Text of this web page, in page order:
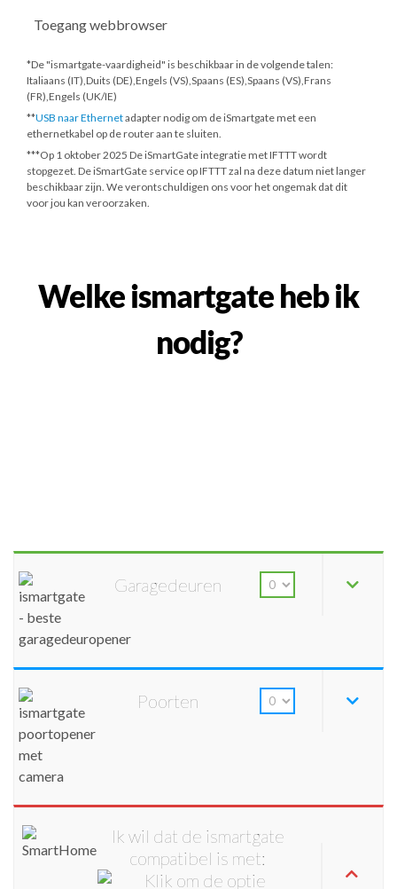
Toegang webbrowser
*De "ismartgate-vaardigheid" is beschikbaar in de volgende talen:
Italiaans (IT),Duits (DE),Engels (VS),Spaans (ES),Spaans (VS),Frans
(FR),Engels (UK/IE)
**USB naar Ethernetadapter nodig om de iSmartgate met een
ethernetkabel op de router aan te sluiten.
***Op 1 oktober 2025 De iSmartGate integratie met IFTTT wordt
stopgezet. De iSmartGate service op IFTTT zal na deze datum niet langer
beschikbaar zijn. We verontschuldigen ons voor het ongemak dat dit
voor jou kan veroorzaken.
Welke ismartgate heb ik
nodig?
Garagedeuren
Poorten
Ik wil dat de ismartgate
compatibel is met: